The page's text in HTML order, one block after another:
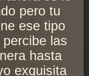
pero tu
ese tipo
las
hasta
exquisita